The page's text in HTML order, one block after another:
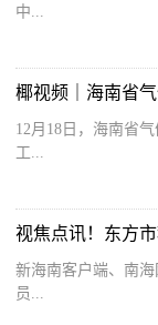
中...
12月18日，海南省
工...
新海南客户端、南
员...